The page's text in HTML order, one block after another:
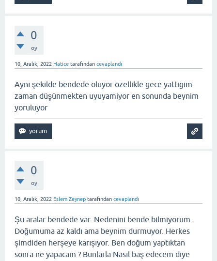
0
oy
10, Aralık, 2022 Hatice tarafından cevaplandı
Aynı şekilde bendede oluyor özellikle gece yattigim
zaman düşünmekten uyuyamiyor en sonunda beynim
yoruluyor
0
oy
10, Aralık, 2022 Eslem Zeynep tarafından cevaplandı
Şu aralar bendede var. Nedenini bende bilmiyorum.
Doğumuma az kaldı ama beynim durmuyor. Herkes
şimdiden herşeye karışıyor. Ben doğum yaptıktan
sonra ne yapacam ? Bunlarla Nasıl baş edecem diye